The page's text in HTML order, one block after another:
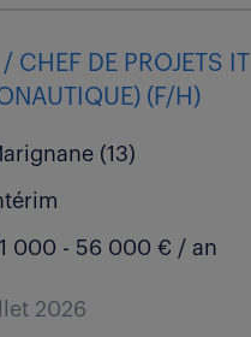
CHEF DE PROJETS IT
(F/H)
(13)
000 - 56 000 € / an
2026